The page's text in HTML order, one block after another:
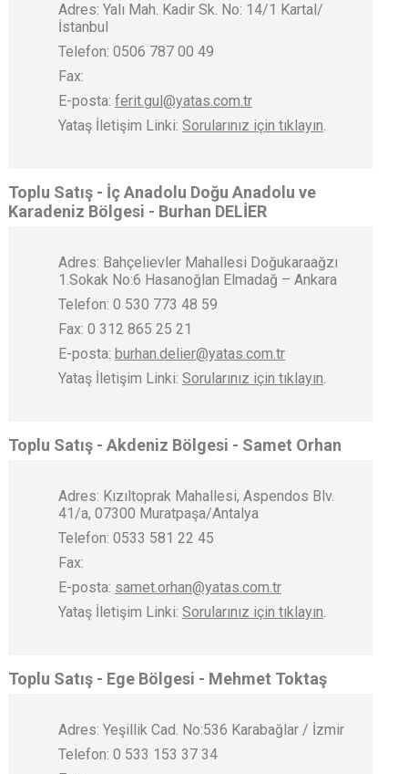
Adres: Yalı Mah. Kadir Sk. No: 14/1 Kartal/
İstanbul
Telefon: 0506 787 00 49
Fax:
E-posta: ferit.gul@yatas.com.tr
Yataş İletişim Linki: Sorularınız için tıklayın.
Toplu Satış - İç Anadolu Doğu Anadolu ve
Karadeniz Bölgesi - Burhan DELİER
Adres: Bahçelievler Mahallesi Doğukaraağzı
1.Sokak No:6 Hasanoğlan Elmadağ – Ankara
Telefon: 0 530 773 48 59
Fax: 0 312 865 25 21
E-posta: burhan.delier@yatas.com.tr
Yataş İletişim Linki: Sorularınız için tıklayın.
Toplu Satış - Akdeniz Bölgesi - Samet Orhan
Adres: Kızıltoprak Mahallesi, Aspendos Blv.
41/a, 07300 Muratpaşa/Antalya
Telefon: 0533 581 22 45
Fax:
E-posta: samet.orhan@yatas.com.tr
Yataş İletişim Linki: Sorularınız için tıklayın.
Toplu Satış - Ege Bölgesi - Mehmet Toktaş
Adres: Yeşillik Cad. No:536 Karabağlar / İzmir
Telefon: 0 533 153 37 34